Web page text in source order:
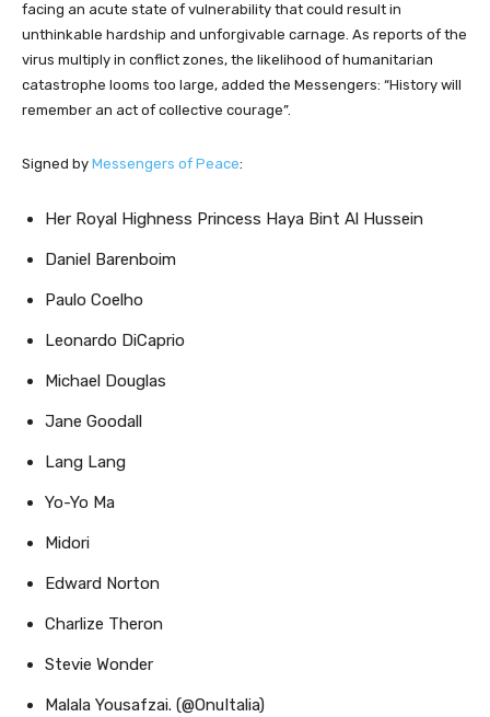
facing an acute state of vulnerability that could result in
unthinkable hardship and unforgivable carnage. As reports of the
virus multiply in conflict zones, the likelihood of humanitarian
catastrophe looms too large, added the Messengers: “History will
remember an act of collective courage”.
Signed by Messengers of Peace:
Her Royal Highness Princess Haya Bint Al Hussein
Daniel Barenboim
Paulo Coelho
Leonardo DiCaprio
Michael Douglas
Jane Goodall
Lang Lang
Yo-Yo Ma
Midori
Edward Norton
Charlize Theron
Stevie Wonder
Malala Yousafzai. (@OnuItalia)